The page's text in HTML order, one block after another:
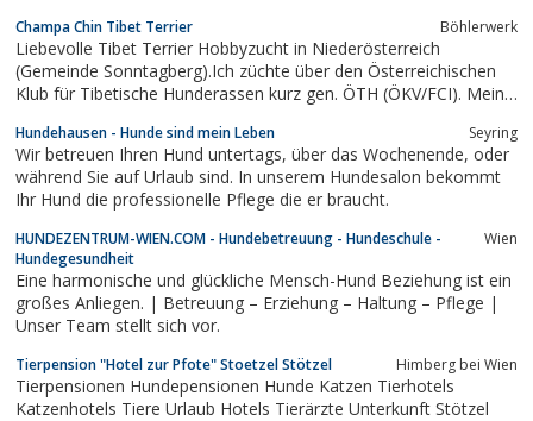
kleinen Spaniels zeigen keinerlei Neigung zu Nervosität und
aggressives...
Champa Chin Tibet Terrier Böhlerwerk
Liebevolle Tibet Terrier Hobbyzucht in Niederösterreich
(Gemeinde Sonntagberg).Ich züchte über den Österreichischen
Klub für Tibetische Hunderassen kurz gen. ÖTH (ÖKV/FCI). Meine
Hundehausen - Hunde sind mein Leben Seyring
Wir betreuen Ihren Hund untertags, über das Wochenende, oder
während Sie auf Urlaub sind. In unserem Hundesalon bekommt
Ihr Hund die professionelle Pflege die er braucht.
HUNDEZENTRUM-WIEN.COM - Hundebetreuung - Hundeschule -
Hundegesundheit
Wien
Eine harmonische und glückliche Mensch-Hund Beziehung ist ein
großes Anliegen. | Betreuung – Erziehung – Haltung – Pflege |
Unser Team stellt sich vor.
Tierpension "Hotel zur Pfote" Stoetzel Stötzel Himberg bei Wien
Tierpensionen Hundepensionen Hunde Katzen Tierhotels
Katzenhotels Tiere Urlaub Hotels Tierärzte Unterkunft Stötzel